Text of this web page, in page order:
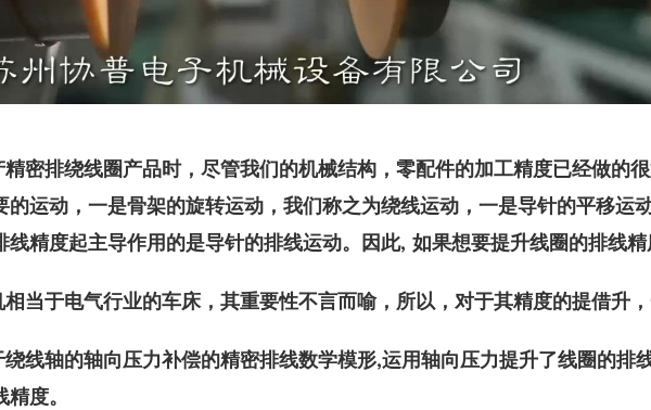
密排绕线圈产品时，尽管我们的机械结构，零配件的加工精度已经做的
运动，一是骨架的旋转运动，我们称之为绕线运动，一是导针的平移运
精度起主导作用的是导针的排线运动。因此, 如果想要提升线圈的排线精
当于电气行业的车床，其重要性不言而喻，所以，对于其精度的提借升
线轴的轴向压力补偿的精密排线数学模形,运用轴向压力提升了线圈的
度。